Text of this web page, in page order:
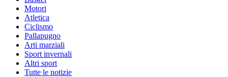
Motori
Atletica
Ciclismo
Pallapugno
Arti marziali
Sport invernali
Altri sport
Tutte le notizie